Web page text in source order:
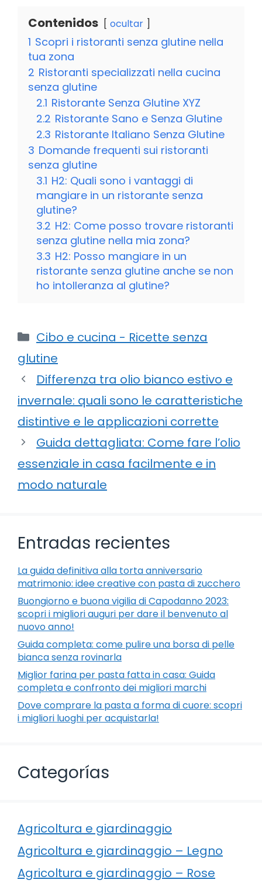
Contenidos ocultar
1 Scopri i ristoranti senza glutine nella
tua zona
2 Ristoranti specializzati nella cucina
senza glutine
2.1 Ristorante Senza Glutine XYZ
2.2 Ristorante Sano e Senza Glutine
2.3 Ristorante Italiano Senza Glutine
3 Domande frequenti sui ristoranti
senza glutine
3.1 H2: Quali sono i vantaggi di
mangiare in un ristorante senza
glutine?
3.2 H2: Come posso trovare ristoranti
senza glutine nella mia zona?
3.3 H2: Posso mangiare in un
ristorante senza glutine anche se non
ho intolleranza al glutine?
Categorie
Cibo e cucina - Ricette senza
glutine
Differenza tra olio bianco estivo e
invernale: quali sono le caratteristiche
distintive e le applicazioni corrette
Guida dettagliata: Come fare l’olio
essenziale in casa facilmente e in
modo naturale
Entradas recientes
La guida definitiva alla torta anniversario
matrimonio: idee creative con pasta di zucchero
Buongiorno e buona vigilia di Capodanno 2023:
scopri i migliori auguri per dare il benvenuto al
nuovo anno!
Guida completa: come pulire una borsa di pelle
bianca senza rovinarla
Miglior farina per pasta fatta in casa: Guida
completa e confronto dei migliori marchi
Dove comprare la pasta a forma di cuore: scopri
i migliori luoghi per acquistarla!
Categorías
Agricoltura e giardinaggio
Agricoltura e giardinaggio – Legno
Agricoltura e giardinaggio – Rose